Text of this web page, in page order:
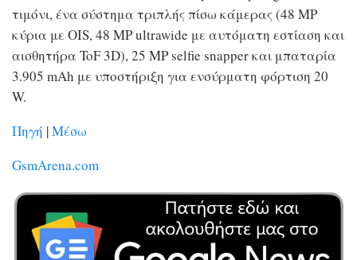
τιμόνι, ένα σύστημα τριπλής πίσω κάμερας (48 MP
κύρια με OIS, 48 MP ultrawide με αυτόματη εστίαση και
αισθητήρα ToF 3D), 25 MP selfie snapper και μπαταρία
3.905 mAh με υποστήριξη για ενσύρματη φόρτιση 20
W.
Πηγή |Μέσω
GsmArena.com